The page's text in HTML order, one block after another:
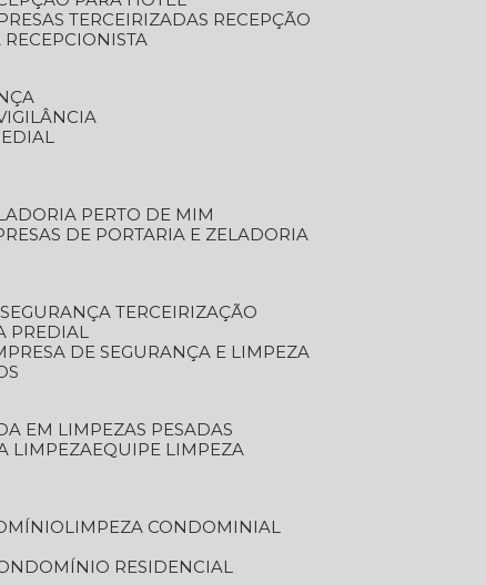
TERCEIRIZADAS RECEPÇÃO
RECEPCIONISTA
PERTO DE MIM
DE PORTARIA E ZELADORIA
SEGURANÇA TERCEIRIZAÇÃO
PREDIAL
DE SEGURANÇA E LIMPEZA
EM LIMPEZAS PESADAS
LIMPEZA EQUIPE LIMPEZA
LIMPEZA CONDOMINIAL
RESIDENCIAL